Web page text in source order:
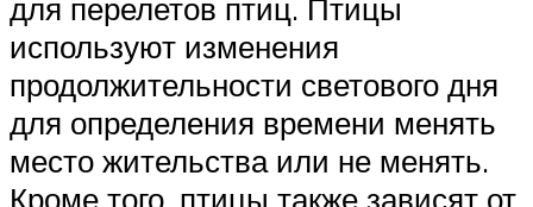
для перелетов птиц. Птицы
используют изменения
продолжительности светового дня
для определения времени менять
место жительства или не менять.
Кроме того, птицы также зависят от